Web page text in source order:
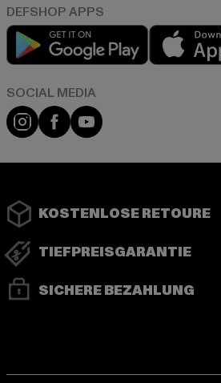
Play market
Instagram
FacebookYouTube
KOSTENLOSE RETOURE
TIEFPREISGARANTIE
SICHERE BEZAHLUNG